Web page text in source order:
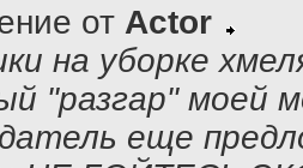
от Actor
на уборке
"разгар" моей
еще